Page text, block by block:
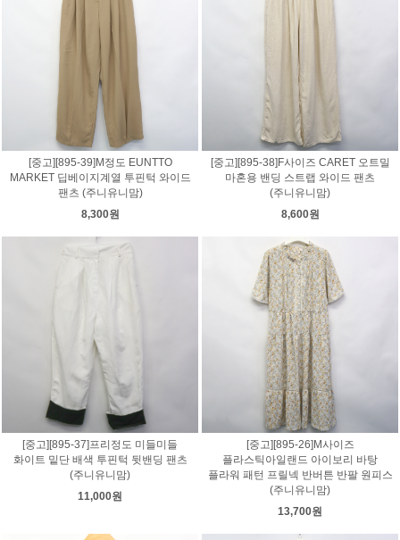
[중고][895-39]M정도 EUNTTO
MARKET 딥베이지계열 투핀턱 와이드
팬츠 (주니유니맘)
8,300원
[중고][895-38]F사이즈 CARET 오트밀
마혼용 밴딩 스트랩 와이드 팬츠
(주니유니맘)
8,600원
[중고][895-37]프리정도 미들미들
화이트 밑단 배색 투핀턱 뒷밴딩 팬츠
(주니유니맘)
11,000원
[중고][895-26]M사이즈
플라스틱아일랜드 아이보리 바탕
플라워 패턴 프릴넥 반버튼 반팔 원피스
(주니유니맘)
13,700원